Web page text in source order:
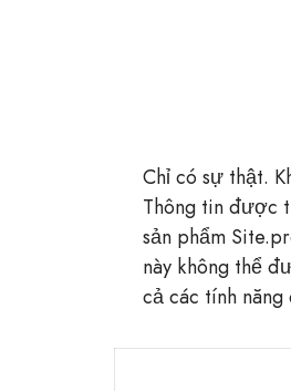
Chỉ có sự thật.
Thông tin được
sản phẩm
này không thể
cả các tính